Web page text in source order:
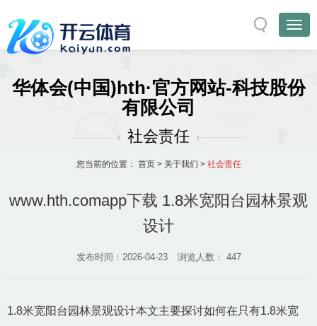
华体会(中国)hth·官方网站-科技股份
有限公司
社会责任
您当前的位置： 首页> 关于我们 > 社会责任
www.hth.comapp下载 1.8米宽阳台园林景观
设计
发布时间：2026-04-23 浏览人数： 447
1.8米宽阳台园林景观设计本文主要探讨如何在只有1.8米宽